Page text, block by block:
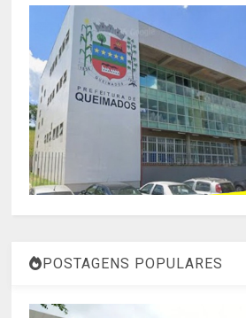
POSTAGENS POPULARES